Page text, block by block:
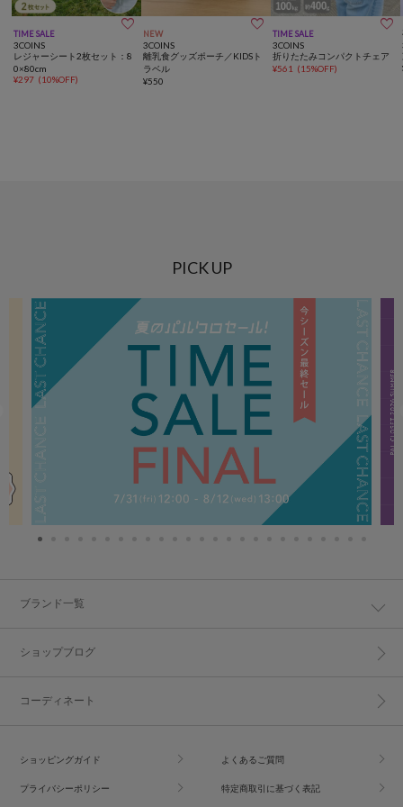
TIME SALE 
3COINS
レジャーシート2枚セット：8
0×80cm
¥297 (10%OFF)
NEW 
3COINS
離乳食グッズポーチ／KIDSト
ラベル
¥550
TIME SALE 
3COINS
折りたたみコンパクトチェア
¥561 (15%OFF)
PICK UP
ブランド一覧
ショップブログ
コーディネート
ショッピングガイド よくあるご質問
プライバシーポリシー 特定商取引に基づく表記